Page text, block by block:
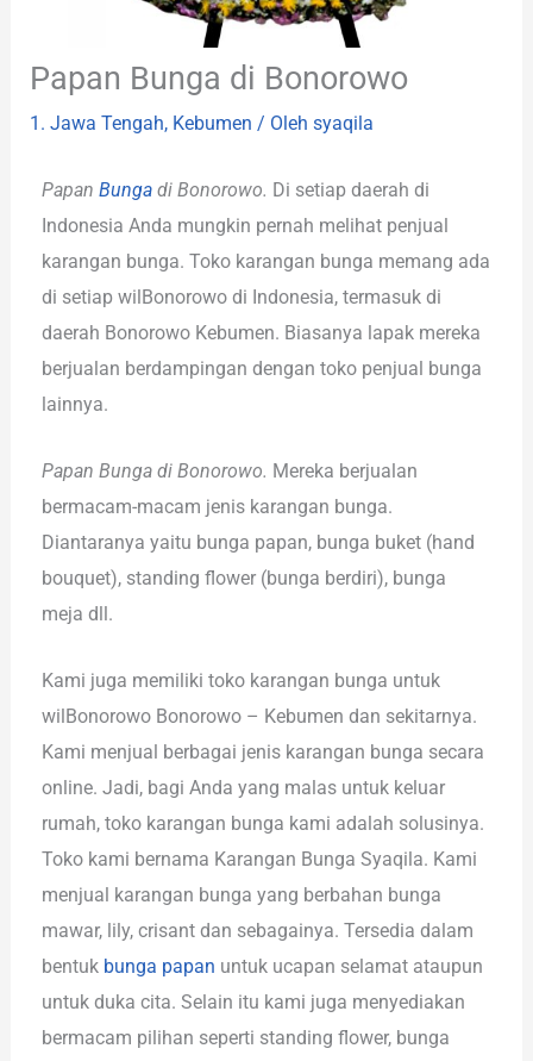
Papan Bunga di Bonorowo
1. Jawa Tengah, Kebumen / Olehsyaqila
Papan Bunga di Bonorowo. Di setiap daerah di
Indonesia Anda mungkin pernah melihat penjual
karangan bunga. Toko karangan bunga memang ada
di setiap wilBonorowo di Indonesia, termasuk di
daerah Bonorowo Kebumen. Biasanya lapak mereka
berjualan berdampingan dengan toko penjual bunga
lainnya.
Papan Bunga di Bonorowo. Mereka berjualan
bermacam-macam jenis karangan bunga.
Diantaranya yaitu bunga papan, bunga buket (hand
bouquet), standing flower (bunga berdiri), bunga
meja dll.
Kami juga memiliki toko karangan bunga untuk
wilBonorowo Bonorowo – Kebumen dan sekitarnya.
Kami menjual berbagai jenis karangan bunga secara
online. Jadi, bagi Anda yang malas untuk keluar
rumah, toko karangan bunga kami adalah solusinya.
Toko kami bernama Karangan Bunga Syaqila. Kami
menjual karangan bunga yang berbahan bunga
mawar, lily, crisant dan sebagainya. Tersedia dalam
bentuk bunga papan untuk ucapan selamat ataupun
untuk duka cita. Selain itu kami juga menyediakan
bermacam pilihan seperti standing flower, bunga